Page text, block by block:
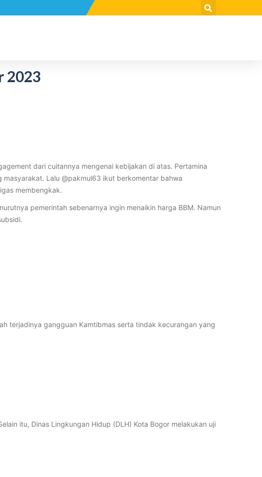
2023
dari cuitannya mengenai kebijakan di atas. Pertamina
Lalu @pakmul63 ikut berkomentar bahwa
membengkak.
pemerintah sebenarnya ingin menaikin harga BBM. Namun
terjadinya gangguan Kamtibmas serta tindak kecurangan yang
itu, Dinas Lingkungan Hidup (DLH) Kota Bogor melakukan uji